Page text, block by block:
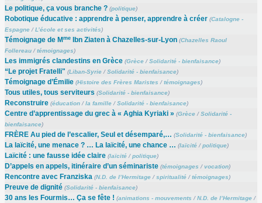
Le politique, ça vous branche ? (politique)
Robotique éducative : apprendre à penser, apprendre à créer (Catalogne -
Espagne/L’école et ses activités)
Témoignage de MmeIbn Ziaten à Chazelles-sur-Lyon (Chazelles Raoul
Follereau/témoignages)
Les immigrés clandestins en Grèce (Grèce/Solidarité - bienfaisance)
“Le projet Fratelli" (Liban-Syrie/Solidarité - bienfaisance)
Témoignage d’Émilie (Histoire des Frères Maristes /témoignages)
Tous utiles, tous serviteurs (Solidarité - bienfaisance)
Reconstruire (éducation/la famille/Solidarité - bienfaisance)
Centre d’apprentissage du grec à « Aghia Kyriaki » (Grèce/Solidarité -
bienfaisance)
FRÈRE Au pied de l’escalier, Seul et désemparé,… (Solidarité - bienfaisance)
La laïcité, une menace ? … La laïcité, une chance … (laïcité/politique)
Laïcité : une fausse idée claire (laïcité/politique)
D’appels en appels, itinéraire d’un séminariste (témoignages /vocation)
Rencontre avec Franziska (N.D. de l’Hermitage/spiritualité/témoignages)
Preuve de dignité (Solidarité - bienfaisance)
30 ans les Fourmis… Ça se fête ! (animations - mouvements /N.D. de l’Hermitage/